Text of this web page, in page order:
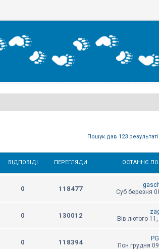
Пошук дав 123
ВІДПОВІДІ ПЕРЕГЛЯДИ ОСТАННЄ
0 118477
Суб березня
0 130012
Вів лютого
0 118394
PG
Пон грудня